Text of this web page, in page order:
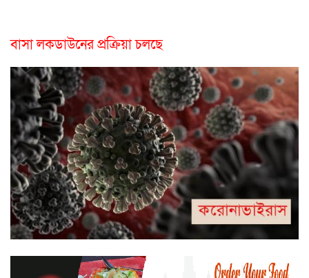
বাসা লকডাউনের প্রক্রিয়া চলছে